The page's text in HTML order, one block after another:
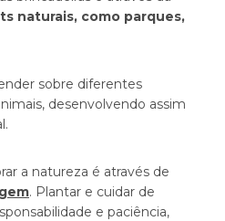
naturais, como parques,
sobre diferentes
desenvolvendo assim
a natureza é através de
. Plantar e cuidar de
e paciência,